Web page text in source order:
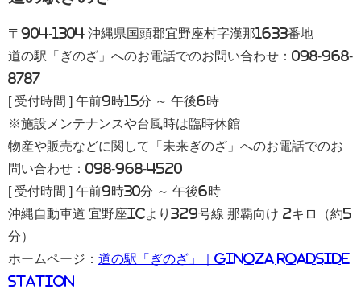
〒904-1304 沖縄県国頭郡宜野座村字漢那1633番地
道の駅「ぎのざ」へのお電話でのお問い合わせ：098-968-
8787
[ 受付時間 ] 午前9時15分 ～ 午後6時
※施設メンテナンスや台風時は臨時休館
物産や販売などに関して「未来ぎのざ」へのお電話でのお
問い合わせ：098-968-4520
[ 受付時間 ] 午前9時30分 ～ 午後6時
沖縄自動車道 宜野座ICより329号線 那覇向け 2キロ（約5
分）
ホームページ： 道の駅「ぎのざ」｜GINOZA ROADSIDE
STATION